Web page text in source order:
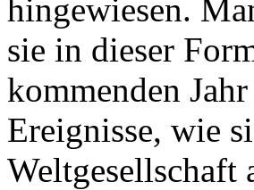
hingewiesen.
sie in dieser
kommenden
Ereignisse, wie
Weltgesellschaft